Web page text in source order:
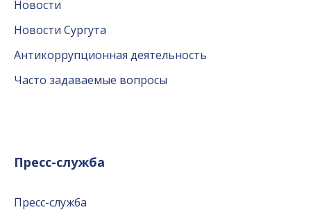
Новости
Новости Сургута
Антикоррупционная деятельность
Часто задаваемые вопросы
Пресс-служба
Пресс-служба